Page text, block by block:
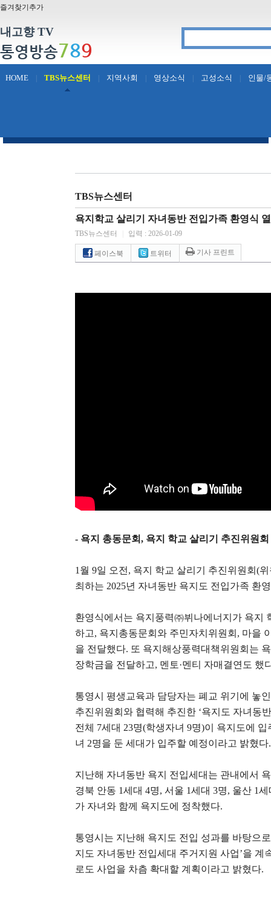
즐겨찾기추가
내고향 TV
통영방송789
HOME TBS뉴스센터 지역사회 영상소식 고성소식 인물/
TBS뉴스센터
욕지학교 살리기 자녀동반 전입가족 환영식
TBS뉴스센터 입력 : 2026-01-09
페이스북 트위터 기사 프린트
- 욕지 총동문회 , 욕지 학교 살리기 추진위원
1 월 9일 오전 , 욕지 학교 살리기 추진위원회 (
최하는 2025년 자녀동반 욕지도 전입가족 환
환영식에서는 욕지풍력㈜뷔나에너지가 욕지
하고, 욕지총동문회와 주민자치위원회 , 마을
을 전달했다. 또 욕지해상풍력대책위원회는
장학금을 전달하고, 멘토·멘티 자매결연도 했
통영시 평생교육과 담당자는 폐교 위기에 놓
추진위원회와 협력해 추진한 ‘욕지도 자녀동
전체 7세대 23명(학생자녀 9명)이 욕지도에 입
녀 2명을 둔 세대가 입주할 예정이라고 밝혔다.
지난해 자녀동반 욕지 전입세대는 관내에서
경북 안동 1세대 4명, 서울 1세대 3명, 울산 1
가 자녀와 함께 욕지도에 정착했다.
통영시는 지난해 욕지도 전입 성과를 바탕으
지도 자녀동반 전입세대 주거지원 사업’을 계
로도 사업을 차츰 확대할 계획이라고 밝혔다.